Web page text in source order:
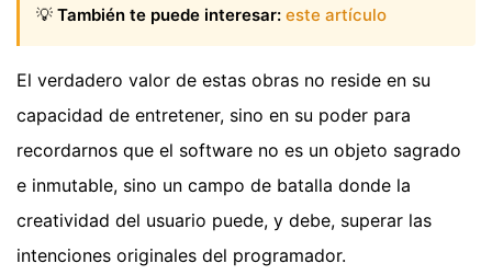
💡 También te puede interesar: este artículo
El verdadero valor de estas obras no reside en su
capacidad de entretener, sino en su poder para
recordarnos que el software no es un objeto sagrado
e inmutable, sino un campo de batalla donde la
creatividad del usuario puede, y debe, superar las
intenciones originales del programador.